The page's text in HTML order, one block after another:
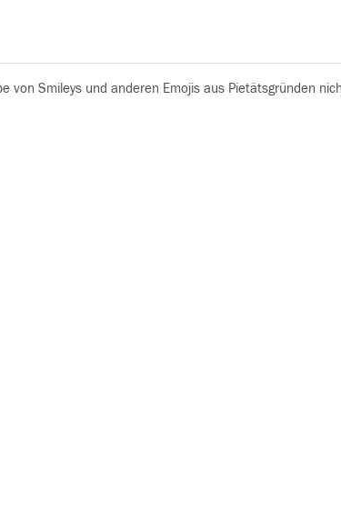
von Smileys und anderen Emojis aus Pietätsgründen